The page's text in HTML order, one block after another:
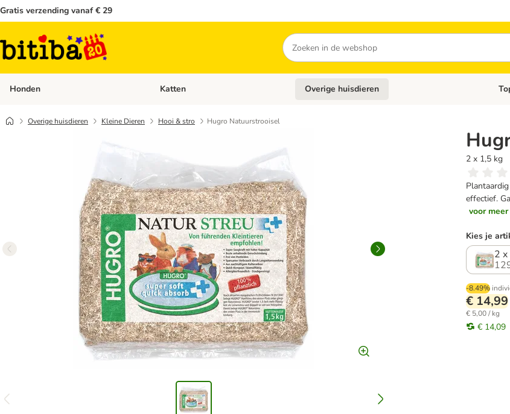
Gratis verzending vanaf € 29
Zoeken
Honden Open categoriemenu: Honden
Katten Open categoriemenu: Katten
Overige huisdieren
Overige huisdieren Kleine Dieren Hooi & stro Hugro Natuurstrooisel
2 x 1,5 kg
effectief.
voor
Kies je
2
-8.49%
€ 14,99
€ 5,00 / kg
€ 14,09